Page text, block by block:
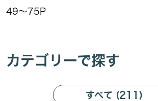
49～75P
カテゴリーで探す
すべて (211)